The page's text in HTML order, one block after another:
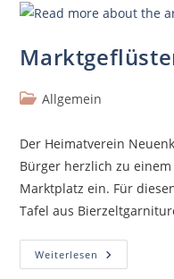
Allgemein
Der Heimatverein
Bürger herzlich zu
Marktplatz ein. Für
Tafel aus
Weiterlesen